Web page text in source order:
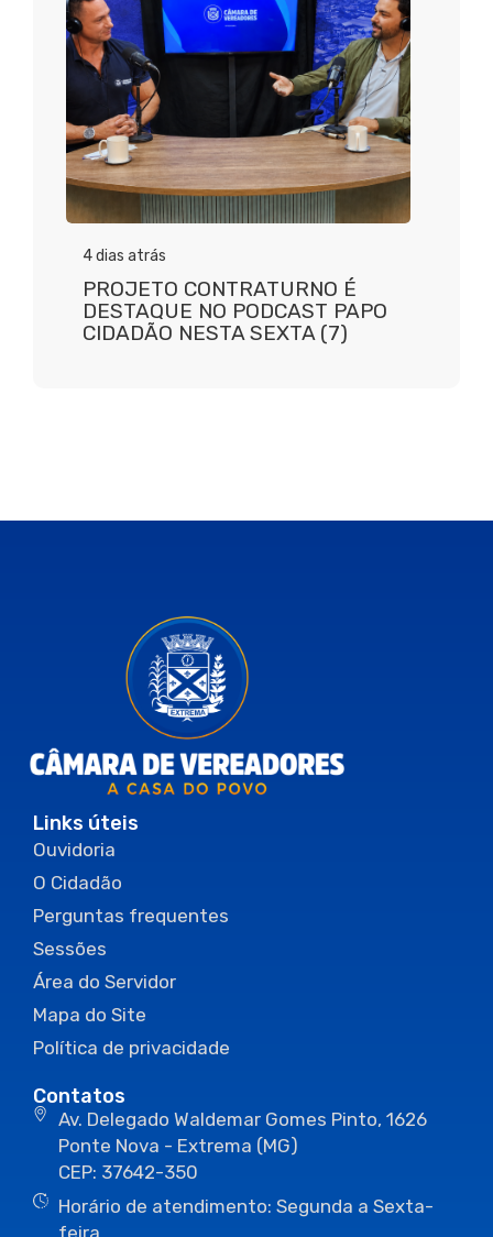
4 dias atrás
PROJETO CONTRATURNO É
DESTAQUE NO PODCAST PAPO
CIDADÃO NESTA SEXTA (7)
Links úteis
Ouvidoria
O Cidadão
Perguntas frequentes
Sessões
Área do Servidor
Mapa do Site
Política de privacidade
Contatos
Av. Delegado Waldemar Gomes Pinto, 1626
Ponte Nova - Extrema (MG)
CEP: 37642-350
Horário de atendimento: Segunda a Sexta-
feira